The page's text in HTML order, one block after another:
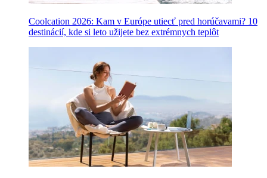
Coolcation 2026: Kam v Európe utiecť pred horúčavami? 10
destinácií, kde si leto užijete bez extrémnych teplôt